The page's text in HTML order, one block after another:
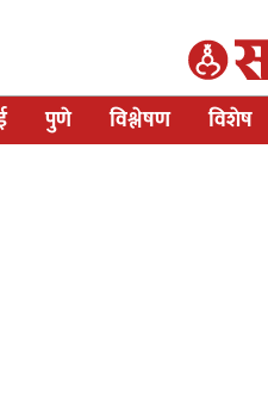
पुणे विश्लेषण विशेष